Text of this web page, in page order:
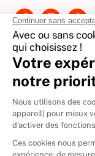
International
🇪🇸 Espagne
🇩🇪Allemagne
🇮🇹 Italie